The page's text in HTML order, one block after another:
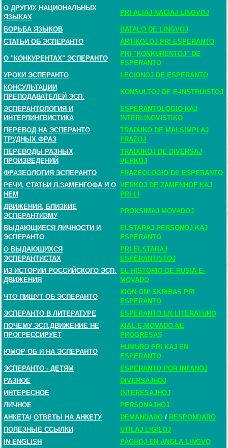
О ДРУГИХ НАЦИОНАЛЬНЫХ
ЯЗЫКАХ
PRI ALIAJ NACIAJ LINGVOJ
БОРЬБА ЯЗЫКОВ
BATALO DE LINGVOJ
СТАТЬИ ОБ ЭСПЕРАНТО
ARTIKOLOJ PRI ESPERANTO
О "КОНКУРЕНТАХ" ЭСПЕРАНТО
PRI "KONKURENTOJ" DE
ESPERANTO
УРОКИ ЭСПЕРАНТО
LECIONOJ DE ESPERANTO
КОНСУЛЬТАЦИИ
ПРЕПОДАВАТЕЛЕЙ ЭСП.
KONSULTOJ DE E-INSTRUISTOJ
ЭСПЕРАНТОЛОГИЯ И
ИНТЕРЛИНГВИСТИКА
ESPERANTOLOGIO KAJ
INTERLINGVISTIKO
ПЕРЕВОД НА ЭСПЕРАНТО
ТРУДНЫХ ФРАЗ
TRADUKO DE MALSIMPLAJ
FRAZOJ
ПЕРЕВОДЫ РАЗНЫХ
ПРОИЗВЕДЕНИЙ
TRADUKOJ DE DIVERSAJ
VERKOJ
ФРАЗЕОЛОГИЯ ЭСПЕРАНТО
FRAZEOLOGIO DE ESPERANTO
РЕЧИ, СТАТЬИ Л.ЗАМЕНГОФА И О
НЕМ
VERKOJ DE ZAMENHOF KAJ
PRI LI
ДВИЖЕНИЯ, БЛИЗКИЕ
ЭСПЕРАНТИЗМУ
PROKSIMAJ MOVADOJ
ВЫДАЮЩИЕСЯ ЛИЧНОСТИ И
ЭСПЕРАНТО
ELSTARAJ PERSONOJ KAJ
ESPERANTO
О ВЫДАЮЩИХСЯ
ЭСПЕРАНТИСТАХ
PRI ELSTARAJ
ESPERANTISTOJ
ИЗ ИСТОРИИ РОССИЙСКОГО ЭСП.
ДВИЖЕНИЯ
EL HISTORIO DE RUSIA E-
MOVADO
ЧТО ПИШУТ ОБ ЭСПЕРАНТО
KION ONI SKRIBAS PRI
ESPERANTO
ЭСПЕРАНТО В ЛИТЕРАТУРЕ
ESPERANTO EN LITERATURO
ПОЧЕМУ ЭСП.ДВИЖЕНИЕ НЕ
ПРОГРЕССИРУЕТ
KIAL E-MOVADO NE
PROGRESAS
ЮМОР ОБ И НА ЭСПЕРАНТО
HUMURO PRI KAJ EN
ESPERANTO
ЭСПЕРАНТО - ДЕТЯМ
ESPERANTO POR INFANOJ
РАЗНОЕ
DIVERSAJHOJ
ИНТЕРЕСНОЕ
INTERESAJHOJ
ЛИЧНОЕ
PERSONAJHOJ
АНКЕТА/ ОТВЕТЫ НА АНКЕТУ DEMANDARO / RESPONDARO
ПОЛЕЗНЫЕ ССЫЛКИ
UTILAJ LIGILOJ
IN ENGLISH
PAGHOJ EN ANGLA LINGVO